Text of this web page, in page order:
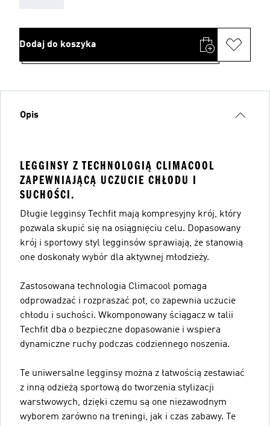
Dodaj do koszyka
Opis
LEGGINSY Z TECHNOLOGIĄ CLIMACOOL
ZAPEWNIAJĄCĄ UCZUCIE CHŁODU I
SUCHOŚCI.
Długie legginsy Techfit mają kompresyjny krój, który
pozwala skupić się na osiągnięciu celu. Dopasowany
krój i sportowy styl legginsów sprawiają, że stanowią
one doskonały wybór dla aktywnej młodzieży.
Zastosowana technologia Climacool pomaga
odprowadzać i rozpraszać pot, co zapewnia uczucie
chłodu i suchości. Wkomponowany ściągacz w talii
Techfit dba o bezpieczne dopasowanie i wspiera
dynamiczne ruchy podczas codziennego noszenia.
Te uniwersalne legginsy można z łatwością zestawiać
z inną odzieżą sportową do tworzenia stylizacji
warstwowych, dzięki czemu są one niezawodnym
wyborem zarówno na treningi, jak i czas zabawy. Te